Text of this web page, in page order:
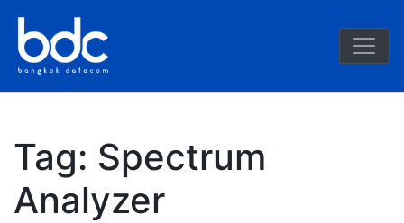
Tag: Spectrum
Analyzer